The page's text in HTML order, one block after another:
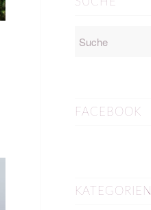
SUCHE
FACEBOOK
KATEGORIEN